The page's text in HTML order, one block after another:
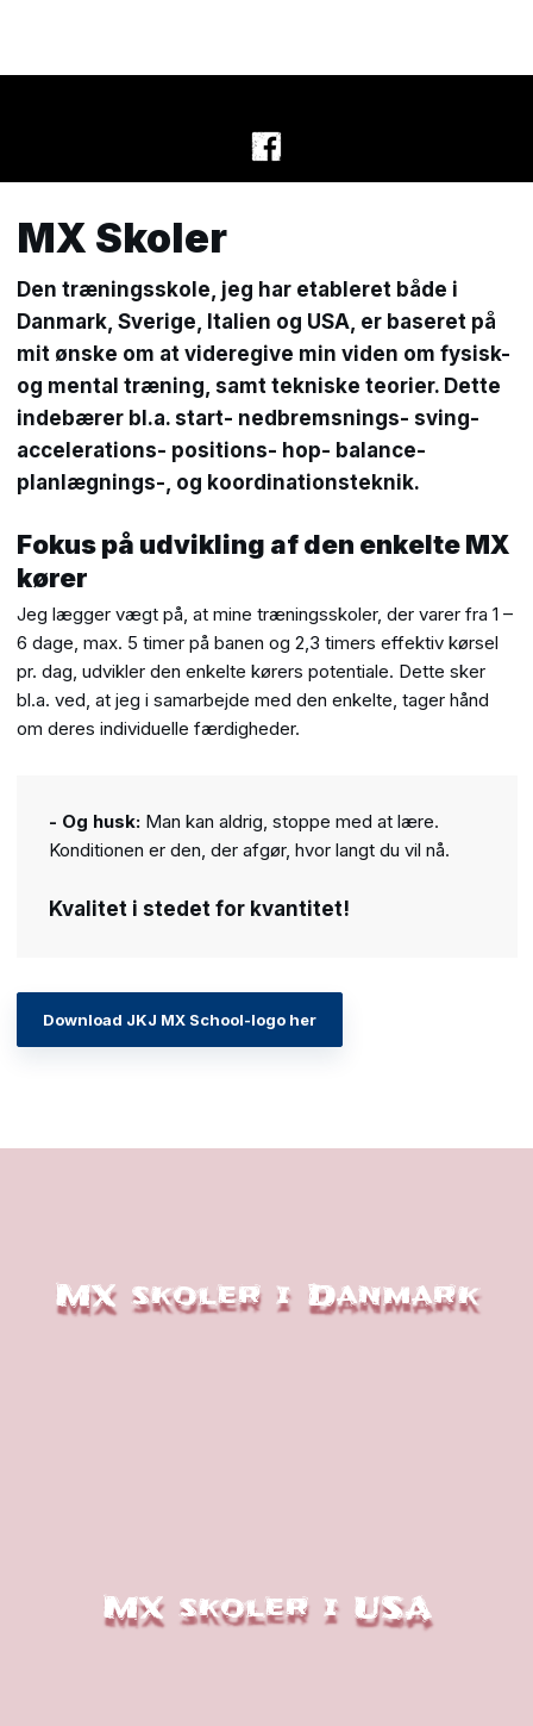
MX Skoler​
Den træningsskole, jeg har etableret både i
Danmark, Sverige, Italien og USA, er baseret på
mit ønske om at videregive min viden om fysisk-
og mental træning, samt tekniske teorier. Dette
indebærer bl.a. start- nedbremsnings- sving-
accelerations- positions- hop- balance-
planlægnings-, og koordinationsteknik.
Fokus på udvikling af den enkelte MX
kører
Jeg lægger vægt på, at mine træningsskoler, der varer fra 1 –
6 dage, max. 5 timer på banen og 2,3 timers effektiv kørsel
pr. dag, udvikler den enkelte kørers potentiale. Dette sker
bl.a. ved, at jeg i samarbejde med den enkelte, tager hånd
om deres individuelle færdigheder.​
- Og husk:Man kan aldrig, stoppe med at lære.
Konditionen er den, der afgør, hvor langt du vil nå.
Kvalitet i stedet for kvantitet!
Download ​JKJ MX School-logo her
MX skoler i Danmark
MX skoler i USA